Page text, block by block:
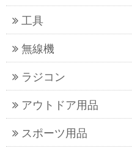
工具
無線機
ラジコン
アウトドア用品
スポーツ用品